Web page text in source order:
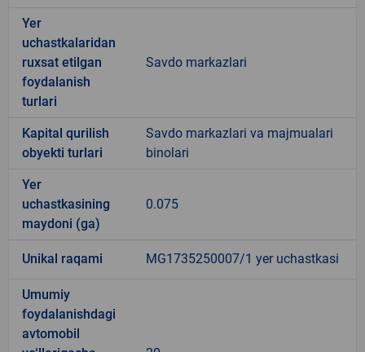
Yer
uchastkalaridan
ruxsat etilgan
foydalanish
turlari
Savdo markazlari
Kapital qurilish
obyekti turlari
Savdo markazlari va majmualari
binolari
Yer
uchastkasining
maydoni (ga)
0.075
Unikal raqami MG1735250007/1 yer uchastkasi
Umumiy
foydalanishdagi
avtomobil